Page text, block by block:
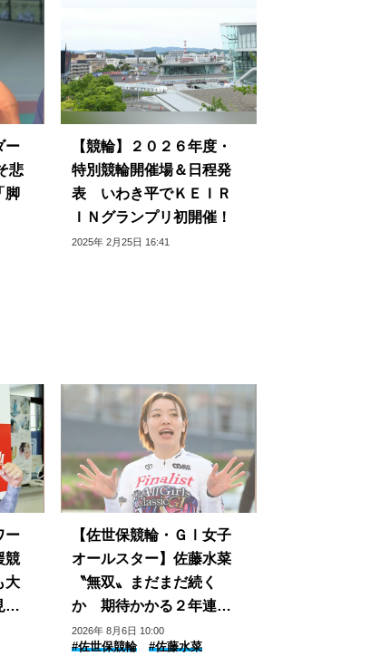
ー
悲
脚
【競輪】２０２６年度・
特別競輪開催場＆日程発
表 いわき平でＫＥＩＲ
ＩＮグランプリ初開催！
2025年 2月25日 16:41
ー
競
大
直
【佐世保競輪・ＧⅠ女子
オールスター】佐藤水菜
〝無双〟まだまだ続く
か 期待かかる２年連続
の年間グランプリスラム
2026年 8月6日 10:00
#佐世保競輪 #佐藤水菜